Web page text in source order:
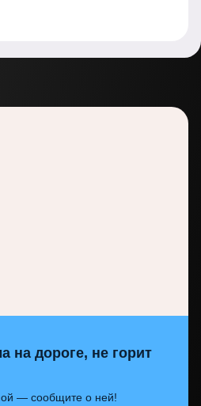
на дороге, не горит
— сообщите о ней!